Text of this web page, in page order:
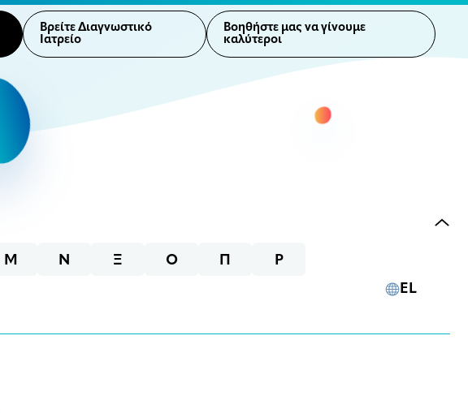
Βρείτε Διαγνωστικό
Ιατρείο
Βοηθήστε μας να γίνουμε
καλύτεροι
Μ Ν Ξ Ο Π Ρ
EL